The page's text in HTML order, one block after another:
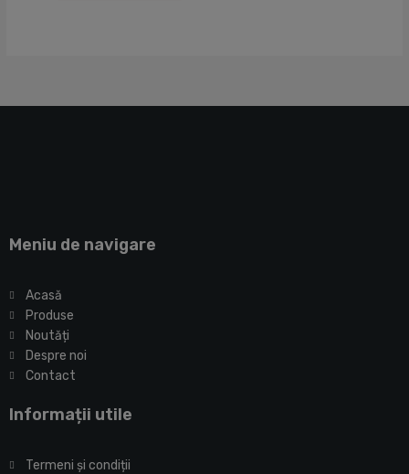
Meniu de navigare
Acasă
Produse
Noutăți
Despre noi
Contact
Informații utile
Termeni și condiții